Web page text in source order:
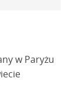
w Paryżu